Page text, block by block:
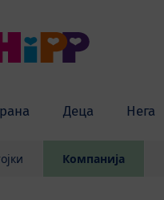
Деца Нега
Компанија